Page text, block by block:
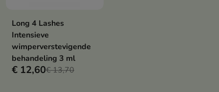
Long 4 Lashes
Intensieve
wimperverstevigende
behandeling 3 ml
€ 12,60€ 13,70